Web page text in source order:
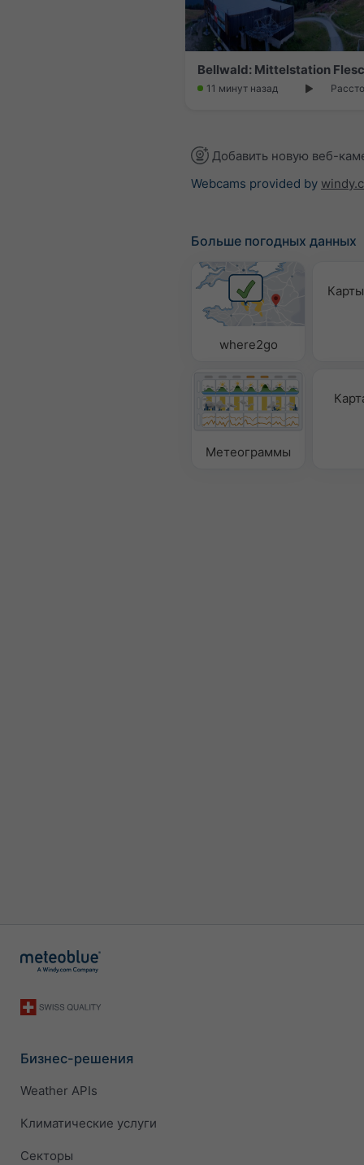
Bellwald: Mittelstation
11 минут назад
Добавить новую веб-
Webcams provided by
Больше погодных данных
where2go
Метеограммы
Бизнес-решения
Weather APIs
Климатические услуги
Секторы